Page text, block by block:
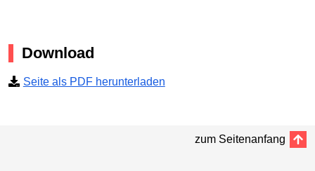
Download
Seite als PDF herunterladen
zum Seitenanfang